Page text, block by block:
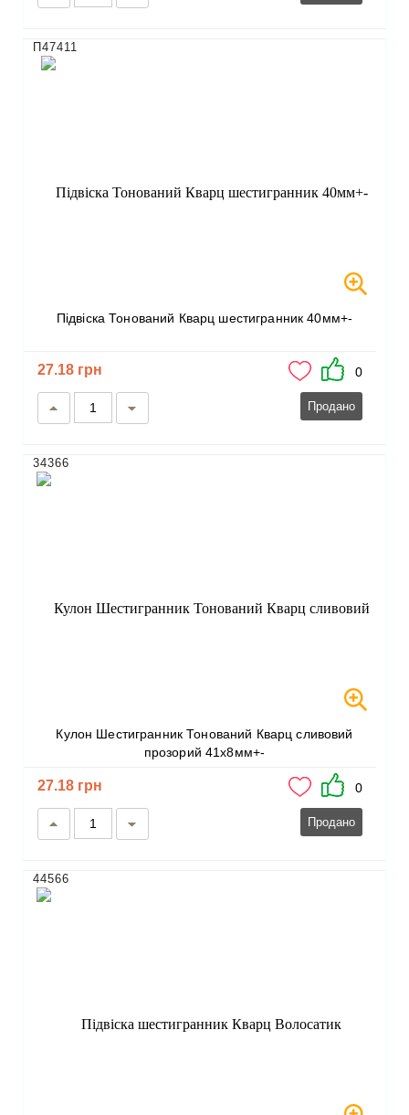
Підвіска Тонований Кварц шестигранник 40мм+-
П47411
27.18 грн 0
Продано
Кулон Шестигранник Тонований Кварц сливовий
прозорий 41х8мм+-
34366
27.18 грн 0
Продано
44566